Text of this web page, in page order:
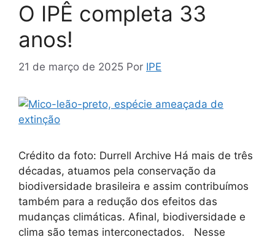
O IPÊ completa 33
anos!
21 de março de 2025 Por IPE
Crédito da foto: Durrell Archive Há mais de três
décadas, atuamos pela conservação da
biodiversidade brasileira e assim contribuímos
também para a redução dos efeitos das
mudanças climáticas. Afinal, biodiversidade e
clima são temas interconectados. Nesse